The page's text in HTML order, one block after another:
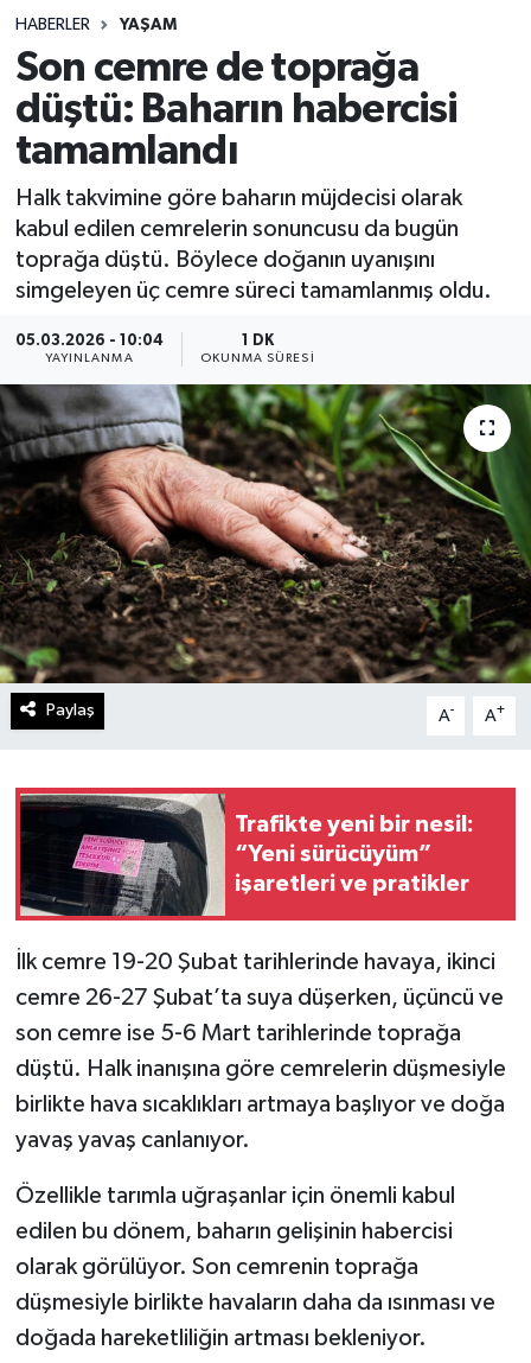
HABERLER YAŞAM
Son cemre de toprağa
düştü: Baharın habercisi
tamamlandı
Halk takvimine göre baharın müjdecisi olarak
kabul edilen cemrelerin sonuncusu da bugün
toprağa düştü. Böylece doğanın uyanışını
simgeleyen üç cemre süreci tamamlanmış oldu.
05.03.2026 - 10:04
YAYINLANMA
1 DK
OKUNMA SÜRESI
Paylaş A- A+
Trafikte yeni bir nesil:
“Yeni sürücüyüm”
işaretleri ve pratikler
İlk cemre 19-20 Şubat tarihlerinde havaya, ikinci
cemre 26-27 Şubat’ta suya düşerken, üçüncü ve
son cemre ise 5-6 Mart tarihlerinde toprağa
düştü. Halk inanışına göre cemrelerin düşmesiyle
birlikte hava sıcaklıkları artmaya başlıyor ve doğa
yavaş yavaş canlanıyor.
Özellikle tarımla uğraşanlar için önemli kabul
edilen bu dönem, baharın gelişinin habercisi
olarak görülüyor. Son cemrenin toprağa
düşmesiyle birlikte havaların daha da ısınması ve
doğada hareketliliğin artması bekleniyor.
Spor
Teknoloji
Yaşam